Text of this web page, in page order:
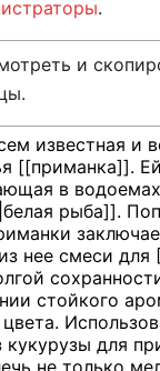
.
и